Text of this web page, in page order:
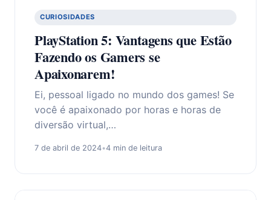
CURIOSIDADES
PlayStation 5: Vantagens que Estão
Fazendo os Gamers se
Apaixonarem!
Ei, pessoal ligado no mundo dos games! Se
você é apaixonado por horas e horas de
diversão virtual,…
7 de abril de 2024•4 min de leitura